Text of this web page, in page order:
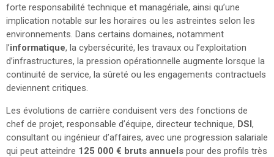
forte responsabilité technique et managériale, ainsi qu’une
implication notable sur les horaires ou les astreintes selon les
environnements. Dans certains domaines, notamment
l’informatique, la cybersécurité, les travaux ou l’exploitation
d’infrastructures, la pression opérationnelle augmente lorsque la
continuité de service, la sûreté ou les engagements contractuels
deviennent critiques.
Les évolutions de carrière conduisent vers des fonctions de
chef de projet, responsable d’équipe, directeur technique, DSI,
consultant ou ingénieur d’affaires, avec une progression salariale
qui peut atteindre 125 000 € bruts annuels pour des profils très